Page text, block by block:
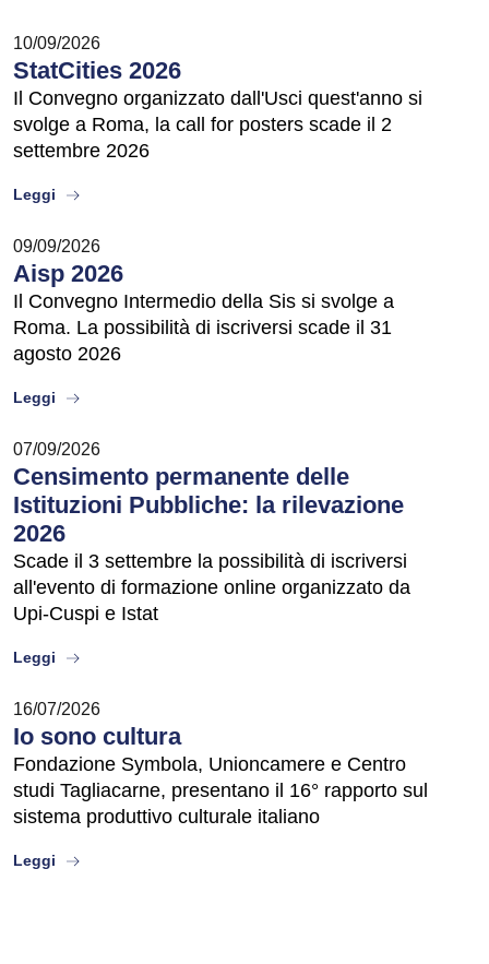
10/09/2026
StatCities 2026
Il Convegno organizzato dall'Usci quest'anno si
svolge a Roma, la call for posters scade il 2
settembre 2026
Leggi about
09/09/2026
Aisp 2026
Il Convegno Intermedio della Sis si svolge a
Roma. La possibilità di iscriversi scade il 31
agosto 2026
Leggi about
07/09/2026
Censimento permanente delle
Istituzioni Pubbliche: la rilevazione
2026
Scade il 3 settembre la possibilità di iscriversi
all'evento di formazione online organizzato da
Upi-Cuspi e Istat
Leggi about
16/07/2026
Io sono cultura
Fondazione Symbola, Unioncamere e Centro
studi Tagliacarne, presentano il 16° rapporto sul
sistema produttivo culturale italiano
Leggi about